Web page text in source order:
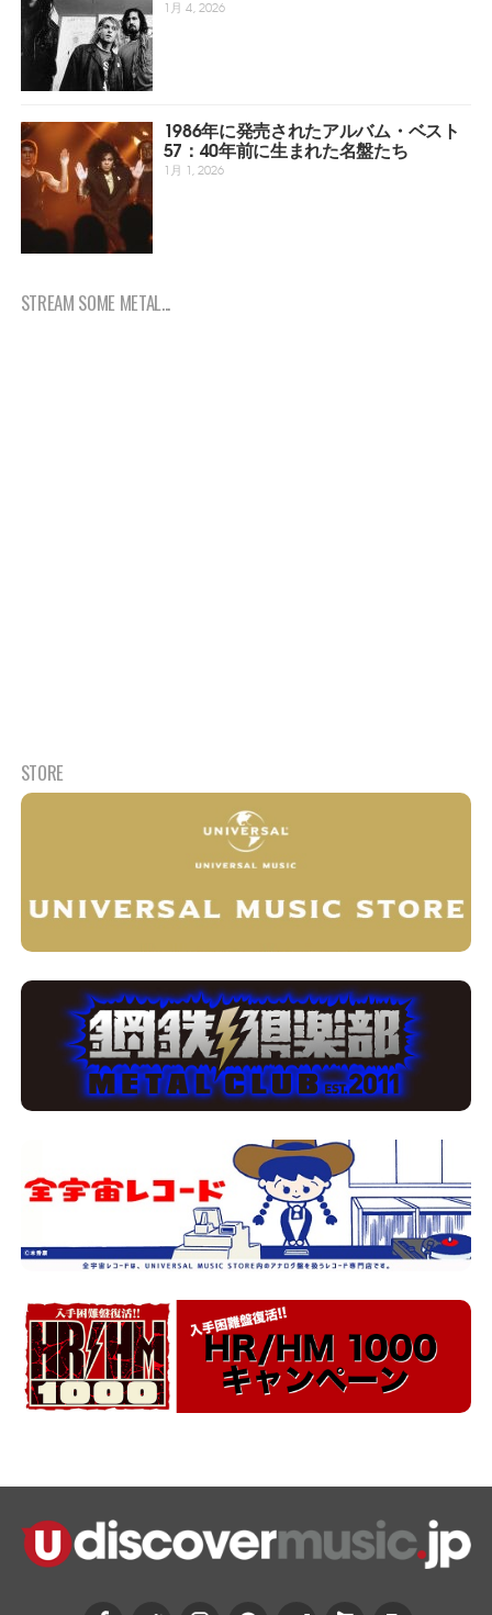
1月 4, 2026
1986年に発売されたアルバム・ベスト
57：40年前に生まれた名盤たち
1月 1, 2026
STREAM SOME METAL...
STORE